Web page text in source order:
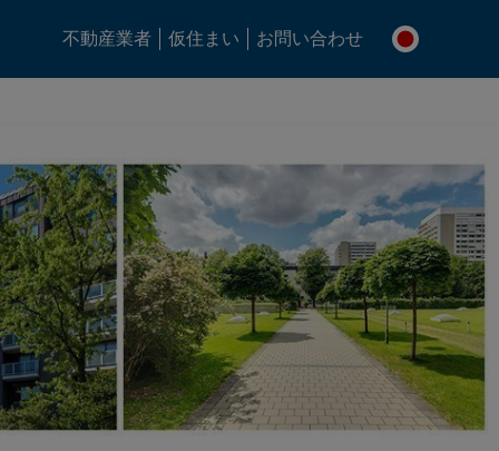
不動産業者 仮住まい お問い合わせ